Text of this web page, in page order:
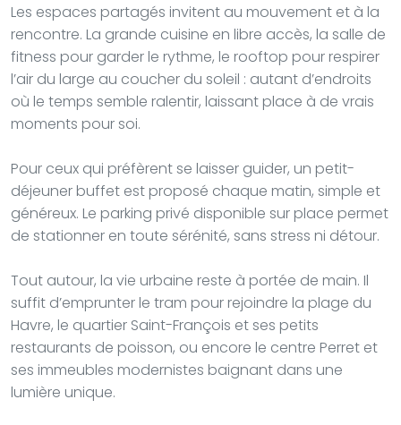
Les espaces partagés invitent au mouvement et à la
rencontre. La grande cuisine en libre accès, la salle de
fitness pour garder le rythme, le rooftop pour respirer
l’air du large au coucher du soleil : autant d’endroits
où le temps semble ralentir, laissant place à de vrais
moments pour soi.
Pour ceux qui préfèrent se laisser guider, un petit-
déjeuner buffet est proposé chaque matin, simple et
généreux. Le parking privé disponible sur place permet
de stationner en toute sérénité, sans stress ni détour.
Tout autour, la vie urbaine reste à portée de main. Il
suffit d’emprunter le tram pour rejoindre la plage du
Havre, le quartier Saint-François et ses petits
restaurants de poisson, ou encore le centre Perret et
ses immeubles modernistes baignant dans une
lumière unique.